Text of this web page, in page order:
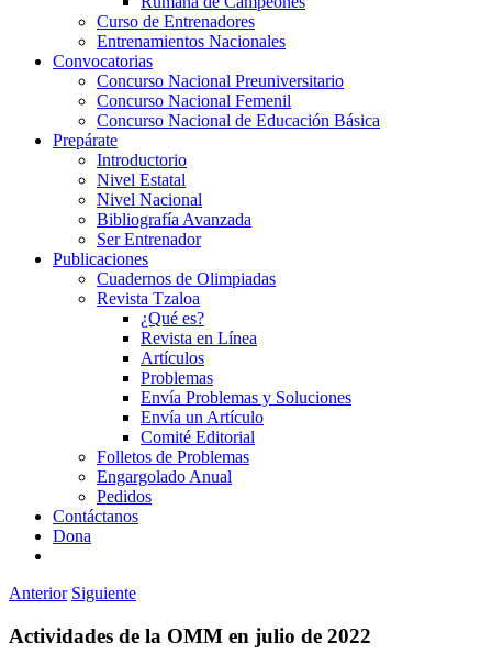
Curso de Entrenadores
Entrenamientos Nacionales
Convocatorias
Concurso Nacional Preuniversitario
Concurso Nacional Femenil
Concurso Nacional de Educación Básica
Prepárate
Introductorio
Nivel Estatal
Nivel Nacional
Bibliografía Avanzada
Ser Entrenador
Publicaciones
Cuadernos de Olimpiadas
Revista Tzaloa
¿Qué es?
Revista en Línea
Artículos
Problemas
Envía Problemas y Soluciones
Envía un Artículo
Comité Editorial
Folletos de Problemas
Engargolado Anual
Pedidos
Contáctanos
Dona
Anterior Siguiente
Actividades de la OMM en julio de 2022